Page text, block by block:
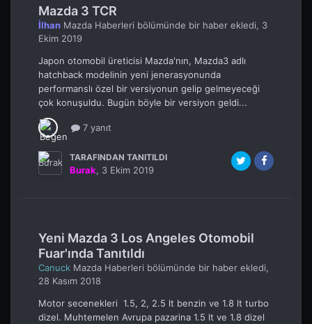
Mazda 3 TCR
İlhan Mazda Haberleri bölümünde bir haber ekledi, 3
Ekim 2019
Japon otomobil üreticisi Mazda'nın, Mazda3 adlı
hatchback modelinin yeni jenerasyonunda
performanslı özel bir versiyonun gelip gelmeyeceği
çok konuşuldu. Bugün böyle bir versiyon geldi...
7 yanıt
TARAFINDAN TANITILDI
Burak, 3 Ekim 2019
Yeni Mazda 3 Los Angeles Otomobil
Fuar'ında Tanıtıldı
Canuck Mazda Haberleri bölümünde bir haber ekledi,
28 Kasım 2018
Motor secenekleri 1.5, 2, 2.5 lt benzin ve 1.8 lt turbo
dizel. Muhtemelen Avrupa pazarina 1.5 lt ve 1.8 dizel